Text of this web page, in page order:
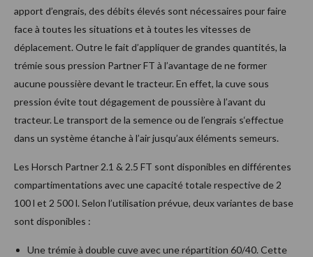
apport d’engrais, des débits élevés sont nécessaires pour faire
face à toutes les situations et à toutes les vitesses de
déplacement. Outre le fait d’appliquer de grandes quantités, la
trémie sous pression Partner FT à l’avantage de ne former
aucune poussière devant le tracteur. En effet, la cuve sous
pression évite tout dégagement de poussière à l’avant du
tracteur. Le transport de la semence ou de l’engrais s‘effectue
dans un système étanche à l’air jusqu’aux éléments semeurs.
Les Horsch Partner 2.1 & 2.5 FT sont disponibles en différentes
compartimentations avec une capacité totale respective de 2
100 l et 2 500 l. Selon l’utilisation prévue, deux variantes de base
sont disponibles :
Une trémie à double cuve avec une répartition 60/40. Cette